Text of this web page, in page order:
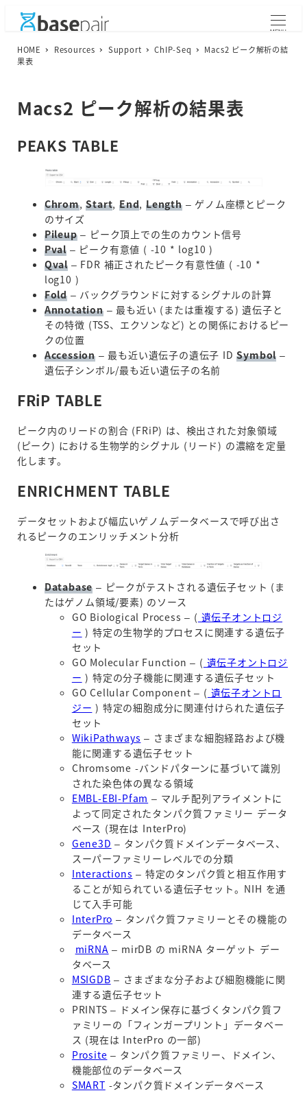
MENU
HOME Resources Support ChIP-Seq
Macs2 ピーク解析の結
果表
Macs2 ピーク解析の結果表
PEAKS TABLE
Chrom,Start,End,Length– ゲノム座標とピーク
のサイズ
Pileup– ピーク頂上での生のカウント信号
Pval – ピーク有意値 ( -10 * log10 )
Qval – FDR 補正されたピーク有意性値 ( -10 *
log10 )
Fold – バックグラウンドに対するシグナルの計算
Annotation– 最も近い (または重複する) 遺伝子と
その特徴 (TSS、エクソンなど) との関係におけるピー
クの位置
Accession – 最も近い遺伝子の遺伝子 IDSymbol –
遺伝子シンボル/最も近い遺伝子の名前
FRiP TABLE
ピーク内のリードの割合 (FRiP) は、検出された対象領域
(ピーク) における生物学的シグナル (リード) の濃縮を定量
化します。
ENRICHMENT TABLE
データセットおよび幅広いゲノムデータベースで呼び出さ
れるピークのエンリッチメント分析
Database – ピークがテストされる遺伝子セット (ま
たはゲノム領域/要素) のソース
GO Biological Process – ( 遺伝子オントロジ
ー ) 特定の生物学的プロセスに関連する遺伝子
セット
GO Molecular Function – ( 遺伝子オントロジ
ー ) 特定の分子機能に関連する遺伝子セット
GO Cellular Component – ( 遺伝子オントロ
ジー ) 特定の細胞成分に関連付けられた遺伝子
セット
WikiPathways – さまざまな細胞経路および機
能に関連する遺伝子セット
Chromsome -バンドパターンに基づいて識別
された染色体の異なる領域
EMBL-EBI-Pfam – マルチ配列アライメントに
よって同定されたタンパク質ファミリー データ
ベース (現在は InterPro)
Gene3D – タンパク質ドメインデータベース、
スーパーファミリーレベルでの分類
Interactions – 特定のタンパク質と相互作用す
ることが知られている遺伝子セット。NIH を通
じて入手可能
InterPro – タンパク質ファミリーとその機能の
データベース
miRNA – mirDB の miRNA ターゲット デー
タベース
MSIGDB – さまざまな分子および細胞機能に関
連する遺伝子セット
PRINTS – ドメイン保存に基づくタンパク質フ
ァミリーの「フィンガープリント」データベー
ス (現在は InterPro の一部)
Prosite – タンパク質ファミリー、ドメイン、
機能部位のデータベース
SMART -タンパク質ドメインデータベース